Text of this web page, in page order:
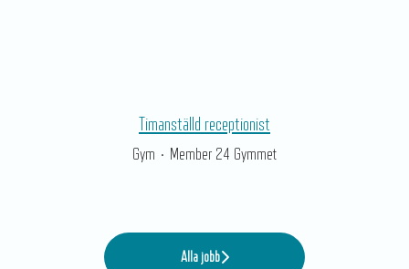
Timanställd receptionist
Gym · Member 24 Gymmet
Alla jobb